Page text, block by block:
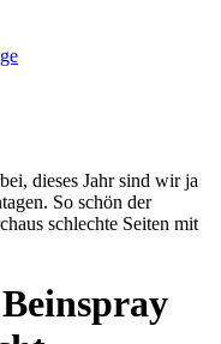
dieses Jahr sind wir ja
So schön der
schlechte Seiten mit